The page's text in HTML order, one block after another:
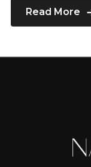
Read More